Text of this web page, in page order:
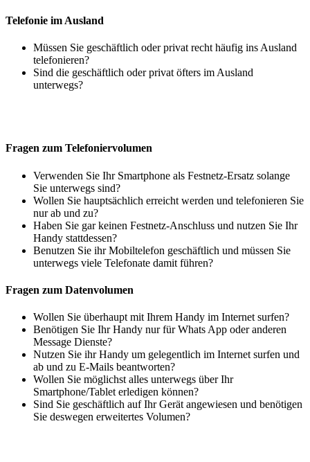
Telefonie im Ausland
Müssen Sie geschäftlich oder privat recht häufig ins Ausland
telefonieren?
Sind die geschäftlich oder privat öfters im Ausland
unterwegs?
Fragen zum Telefoniervolumen
Verwenden Sie Ihr Smartphone als Festnetz-Ersatz solange
Sie unterwegs sind?
Wollen Sie hauptsächlich erreicht werden und telefonieren Sie
nur ab und zu?
Haben Sie gar keinen Festnetz-Anschluss und nutzen Sie Ihr
Handy stattdessen?
Benutzen Sie ihr Mobiltelefon geschäftlich und müssen Sie
unterwegs viele Telefonate damit führen?
Fragen zum Datenvolumen
Wollen Sie überhaupt mit Ihrem Handy im Internet surfen?
Benötigen Sie Ihr Handy nur für Whats App oder anderen
Message Dienste?
Nutzen Sie ihr Handy um gelegentlich im Internet surfen und
ab und zu E-Mails beantworten?
Wollen Sie möglichst alles unterwegs über Ihr
Smartphone/Tablet erledigen können?
Sind Sie geschäftlich auf Ihr Gerät angewiesen und benötigen
Sie deswegen erweitertes Volumen?